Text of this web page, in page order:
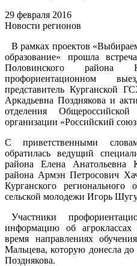
29 февраля 2016
Новости регионов
В рамках проектов
образование» прошла
Половинского района
профориентационном
представитель
Аркадьевна Позднякова и
отделения
организации «Российский
С приветственными
обратилась ведущий
района Елена Анатольевна
района Армэн Петросович
Курганского регионального
сельской молодежи Игорь
Участники
информацию об
время направлениях
Мальцева, которую донесла
Позднякова.